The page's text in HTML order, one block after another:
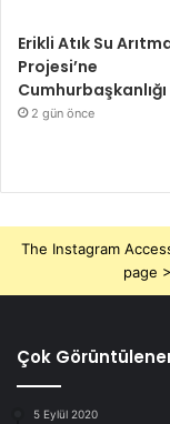
Erikli Atık Su
Projesi’ne
Cumhurbaşkanlığı
2 gün önce
The Instagram
page
Çok
5 Eylül 2020